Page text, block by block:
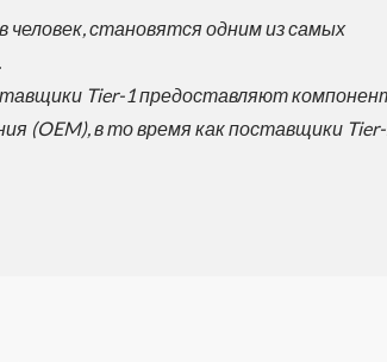
становятся одним из самых
Tier-1 предоставляют
(OEM), в то время как поставщики